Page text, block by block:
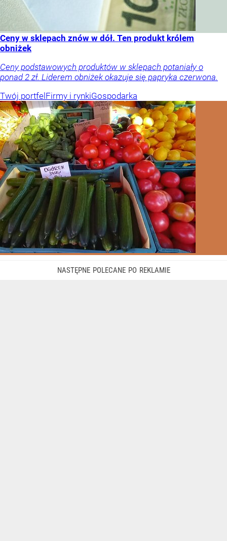
Ceny w sklepach znów w dół. Ten produkt królem
obniżek
Ceny podstawowych produktów w sklepach potaniały o
ponad 2 zł. Liderem obniżek okazuje się papryka czerwona.
Twój portfel Firmy i rynkiGospodarka